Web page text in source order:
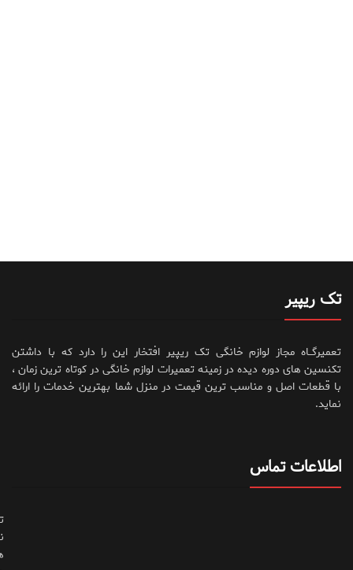
تک ریپیر
تعمیرگــاه مجاز لوازم خانگی تک ریپیر افتخار این را دارد که با داشتن
تکنسین های دوره دیده در زمینه تعمیرات لوازم خانگی در کوتاه ترین زمان ،
با قطعات اصل و مناسب ترین قیمت در منزل شما بهترین خدمات را ارائه
نماید.
اطلاعات تماس